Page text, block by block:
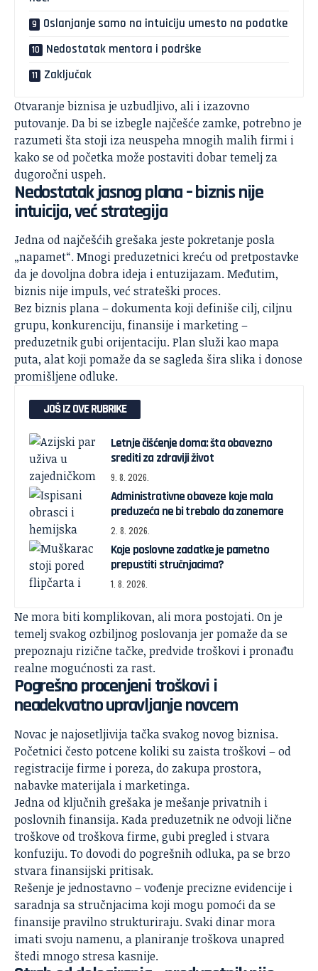
Oslanjanje samo na intuiciju umesto na podatke
Nedostatak mentora i podrške
Zaključak
Otvaranje biznisa je uzbudljivo, ali i izazovno
putovanje. Da bi se izbegle najčešće zamke, potrebno je
razumeti šta stoji iza neuspeha mnogih malih firmi i
kako se od početka može postaviti dobar temelj za
dugoročni uspeh.
Nedostatak jasnog plana – biznis nije
intuicija, već strategija
Jedna od najčešćih grešaka jeste pokretanje posla
„napamet“. Mnogi preduzetnici kreću od pretpostavke
da je dovoljna dobra ideja i entuzijazam. Međutim,
biznis nije impuls, već strateški proces.
Bez biznis plana – dokumenta koji definiše cilj, ciljnu
grupu, konkurenciju, finansije i marketing –
preduzetnik gubi orijentaciju. Plan služi kao mapa
puta, alat koji pomaže da se sagleda šira slika i donose
promišljene odluke.
JOŠ IZ OVE RUBRIKE
Letnje čišćenje doma: šta obavezno
srediti za zdraviji život
9. 8. 2026.
Administrativne obaveze koje mala
preduzeća ne bi trebalo da zanemare
2. 8. 2026.
Koje poslovne zadatke je pametno
prepustiti stručnjacima?
1. 8. 2026.
Ne mora biti komplikovan, ali mora postojati. On je
temelj svakog ozbiljnog poslovanja jer pomaže da se
prepoznaju rizične tačke, predvide troškovi i pronađu
realne mogućnosti za rast.
Pogrešno procenjeni troškovi i
neadekvatno upravljanje novcem
Novac je najosetljivija tačka svakog novog biznisa.
Početnici često potcene koliki su zaista troškovi – od
registracije firme i poreza, do zakupa prostora,
nabavke materijala i marketinga.
Jedna od ključnih grešaka je mešanje privatnih i
poslovnih finansija. Kada preduzetnik ne odvoji lične
troškove od troškova firme, gubi pregled i stvara
konfuziju. To dovodi do pogrešnih odluka, pa se brzo
stvara finansijski pritisak.
Rešenje je jednostavno – vođenje precizne evidencije i
saradnja sa stručnjacima koji mogu pomoći da se
finansije pravilno strukturiraju. Svaki dinar mora
imati svoju namenu, a planiranje troškova unapred
štedimnogo stresakasnije.